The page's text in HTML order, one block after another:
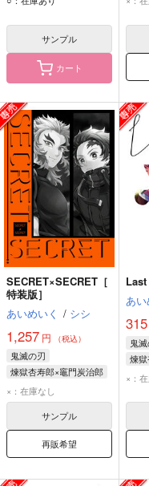
サンプル
カート
SECRET×SECRET［
特装版］
あいめいく / シシ
1,257 円 （税込）
鬼滅の刃
煉獄杏寿郎×竈門炭治郎
竈門炭治郎
煉獄杏寿郎
×：在庫なし
サンプル
再販希望
あい
315
鬼
煉
竈
×：